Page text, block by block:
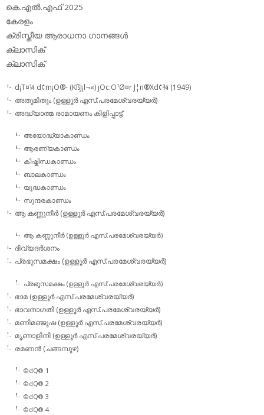
കെ.എല്‍.എഫ് 2025
കേരളം
ക്രിസ്തീയ ആരാധനാ ഗാനങ്ങള്‍
ക്ലാസിക്‌
ക്ലാസിക്
d¡T¤¼ d¢m¡O®- (KßJ¡l¬«) jOc:O¹Ø¤r J¦n®Xd¢¾ (1949)
അതുമിതും (ഉള്ളൂര്‍ എസ്.പരമേശ്വരയ്യര്‍)
അദ്ധ്യാത്മ രാമായണം കിളിപ്പാട്ട്‌
അയോദ്ധ്യാകാണ്ഡം
ആരണ്യകാണ്ഡം
കിഷ്കിന്ധകാണ്ഡം
ബാലകാണ്ഡം
യൂദ്ധകാണ്ഡം
സുന്ദരകാണ്ഡം
ആ കണ്ണുനീര്‍ (ഉള്ളൂര്‍ എസ്.പരമേശ്വരയ്യര്‍)
ആ കണ്ണുനീര്‍ (ഉള്ളൂര്‍ എസ്.പരമേശ്വരയ്യര്‍)
ദിവ്യദര്‍ശനം
പ്രഭുസമക്ഷം (ഉള്ളൂര്‍ എസ്.പരമേശ്വരയ്യര്‍)
പ്രഭുസമക്ഷം (ഉള്ളൂര്‍ എസ്.പരമേശ്വരയ്യര്‍)
ഭാമ (ഉള്ളൂര്‍ എസ്.പരമേശ്വരയ്യര്‍)
ഭാവനാഗതി (ഉള്ളൂര്‍ എസ്.പരമേശ്വരയ്യര്‍)
മണിമഞ്ജുഷ (ഉള്ളൂര്‍ എസ്.പരമേശ്വരയ്യര്‍)
മൃണാളിനി (ഉള്ളൂര്‍ എസ്.പരമേശ്വരയ്യര്‍)
രമണന്‍ (ചങ്ങമ്പുഴ)
©dQ® 1
©dQ® 2
©dQ® 3
©dQ® 4